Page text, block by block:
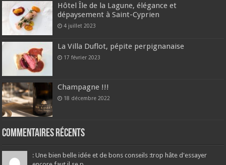
Hôtel Île de la Lagune, élégance et
dépaysement à Saint-Cyprien
4 juillet 2023
La Villa Duflot, pépite perpignanaise
17 février 2023
Champagne !!!
18 décembre 2022
Commentaires récents
: Une bien belle idée et de bons conseils :trop hâte d'essayer